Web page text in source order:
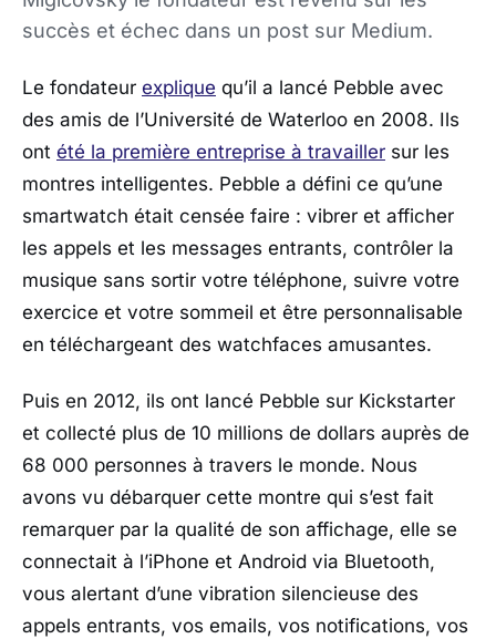
succès et échec dans un post sur Medium.
Le fondateur explique qu’il a lancé Pebble avec
des amis de l’Université de Waterloo en 2008. Ils
ont été la première entreprise à travailler sur les
montres intelligentes. Pebble a défini ce qu’une
smartwatch était censée faire : vibrer et afficher
les appels et les messages entrants, contrôler la
musique sans sortir votre téléphone, suivre votre
exercice et votre sommeil et être personnalisable
en téléchargeant des watchfaces amusantes.
Puis en 2012, ils ont lancé Pebble sur Kickstarter
et collecté plus de 10 millions de dollars auprès de
68 000 personnes à travers le monde. Nous
avons vu débarquer cette montre qui s’est fait
remarquer par la qualité de son affichage, elle se
connectait à l’iPhone et Android via Bluetooth,
vous alertant d’une vibration silencieuse des
appels entrants, vos emails, vos notifications, vos